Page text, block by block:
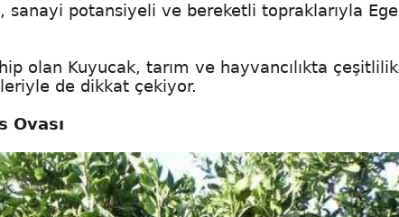
sanayi potansiyeli ve bereketli topraklarıyla Ege
olan Kuyucak, tarım ve hayvancılıkta çeşitlilik
de dikkat çekiyor.
Ovası